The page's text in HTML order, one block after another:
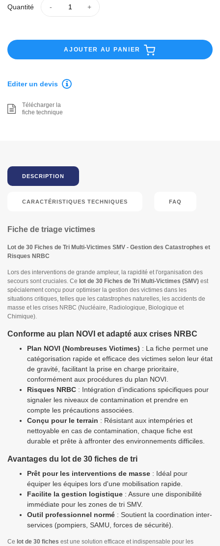
Quantité
AJOUTER AU PANIER
Editer un devis
Télécharger la
fiche technique
DESCRIPTION
CARACTÉRISTIQUES TECHNIQUES FAQ
Fiche de triage victimes
Lot de 30 Fiches de Tri Multi-Victimes SMV - Gestion des Catastrophes et
Risques NRBC
Lors des interventions de grande ampleur, la rapidité et l'organisation des
secours sont cruciales. Ce lot de 30 Fiches de Tri Multi-Victimes (SMV) est
spécialement conçu pour optimiser la gestion des victimes dans les
situations critiques, telles que les catastrophes naturelles, les accidents de
masse et les crises NRBC (Nucléaire, Radiologique, Biologique et
Chimique).
Conforme au plan NOVI et adapté aux crises NRBC
Plan NOVI (Nombreuses Victimes) : La fiche permet une
catégorisation rapide et efficace des victimes selon leur état
de gravité, facilitant la prise en charge prioritaire,
conformément aux procédures du plan NOVI.
Risques NRBC : Intégration d’indications spécifiques pour
signaler les niveaux de contamination et prendre en
compte les précautions associées.
Conçu pour le terrain : Résistant aux intempéries et
nettoyable en cas de contamination, chaque fiche est
durable et prête à affronter des environnements difficiles.
Avantages du lot de 30 fiches de tri
Prêt pour les interventions de masse : Idéal pour
équiper les équipes lors d'une mobilisation rapide.
Facilite la gestion logistique : Assure une disponibilité
immédiate pour les zones de tri SMV.
Outil professionnel normé : Soutient la coordination inter-
services (pompiers, SAMU, forces de sécurité).
Ce lot de 30 fiches est une solution efficace et indispensable pour les